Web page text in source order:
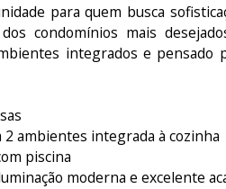
para quem busca
condomínios mais
integrados e pensado
2 ambientes integrada à cozinha
piscina
moderna e excelente